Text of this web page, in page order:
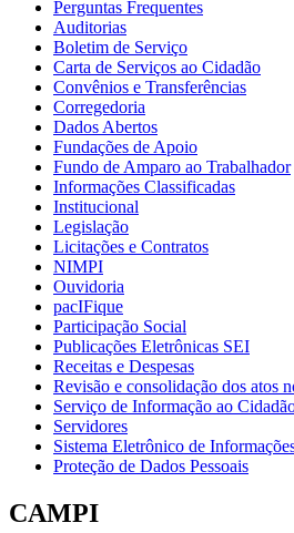
Perguntas Frequentes
Auditorias
Boletim de Serviço
Carta de Serviços ao Cidadão
Convênios e Transferências
Corregedoria
Dados Abertos
Fundações de Apoio
Fundo de Amparo ao Trabalhador
Informações Classificadas
Institucional
Legislação
Licitações e Contratos
NIMPI
Ouvidoria
pacIFique
Participação Social
Publicações Eletrônicas SEI
Receitas e Despesas
Revisão e consolidação dos atos
Serviço de Informação ao
Servidores
Sistema Eletrônico de
Proteção de Dados Pessoais
CAMPI